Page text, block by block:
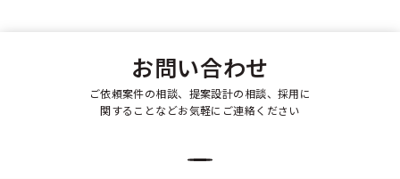
お問い合わせ
ご依頼案件の相談、提案設計の相談、採用に
関することなどお気軽にご連絡ください